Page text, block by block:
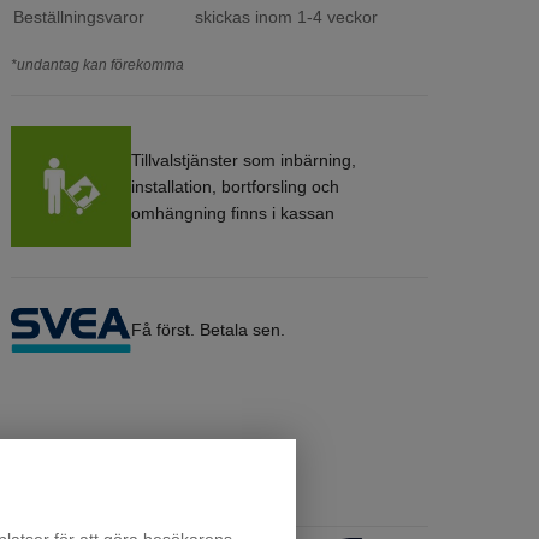
Beställningsvaror skickas inom 1-4 veckor
*undantag kan förekomma
Tillvalstjänster som inbärning,
installation, bortforsling och
omhängning finns i kassan
Få först. Betala sen.